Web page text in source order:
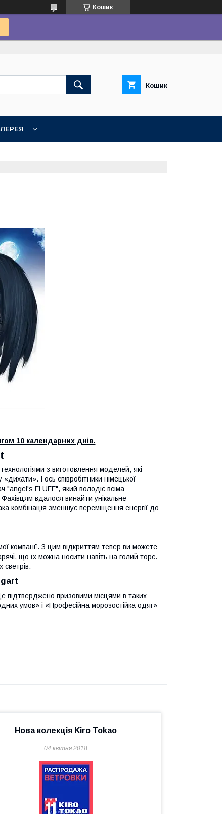
Кошик
Кошик
10 календарних днів.
з виготовлення моделей, які
І ось співробітники німецької
"angel's FLUFF", який володіє всіма
вдалося винайти унікальне
комбінація зменшує переміщення енергії до
компанії. З цим відкриттям тепер ви можете
що їх можна носити навіть на голий торс.
підтверджено призовими місцями в таких
умов» і «Професійна морозостійка одяг»
Нова колекція Kiro Tokao
04 квітня 2018